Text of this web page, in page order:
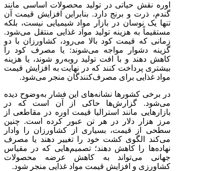
اوره نقش حیاتی در تولید محصولات اساسی مانند
گندم، ذرت و برنج دارد. بنابراین افزایش قیمت آن
تنها یک نوسان در بازار مواد شیمیایی نیست، بلکه
مستقیماً به هزینه تولید مواد غذایی منتقل می‌شود.
زمانی که قیمت کود بالا می‌رود، کشاورزان با دو
گزینه دشوار مواجه می‌شوند: یا مصرف کود را
کاهش دهند و با افت تولید روبه‌رو شوند، یا هزینه
بیشتری پرداخت کنند که در نهایت به افزایش قیمت
مواد غذایی برای مصرف‌کنندگان منجر می‌شود.
در برخی کشورها نشانه‌های این فشار به‌وضوح دیده
می‌شود. گزارش‌ها حاکی از آن است که در
بازارهایی مانند استرالیا قیمت اوره در مقاطعی از
مرز هزار دلار در هر تن عبور کرده است. چنین
سطحی از قیمت، بسیاری از کشاورزان را وادار
می‌کند الگوی کشت خود را تغییر دهند یا مصرف
نهاده‌ها را کاهش دهند؛ تصمیم‌هایی که در مقیاس
جهانی می‌تواند به کاهش عرضه محصولات
کشاورزی و افزایش قیمت مواد غذایی منجر شود.